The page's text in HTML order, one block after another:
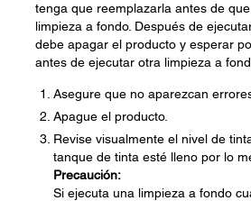
tenga que reemplazarla antes de
limpieza a fondo. Después de
debe apagar el producto y esperar
antes de ejecutar otra limpieza a
Asegure que no aparezcan
Apague el producto.
Revise visualmente el nivel de
tanque de tinta esté lleno por lo
Precaución:
Si ejecuta una limpieza a fondo